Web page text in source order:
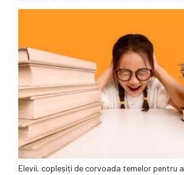
Elevii, copleșiți de corvoada temelor pentru